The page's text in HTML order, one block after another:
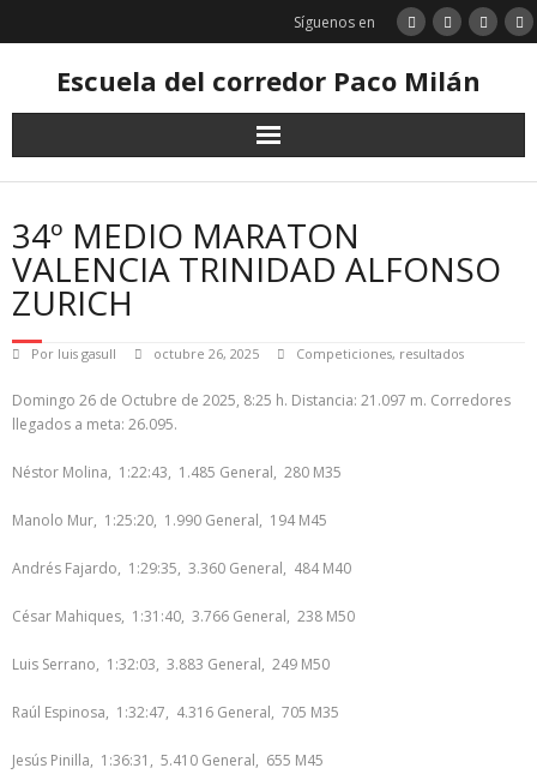
Síguenos en
Escuela del corredor Paco Milán
34º MEDIO MARATON
VALENCIA TRINIDAD ALFONSO
ZURICH
Por luis gasull octubre 26, 2025 Competiciones, resultados
Domingo 26 de Octubre de 2025, 8:25 h. Distancia: 21.097 m. Corredores
llegados a meta: 26.095.
Néstor Molina, 1:22:43, 1.485 General, 280 M35
Manolo Mur, 1:25:20, 1.990 General, 194 M45
Andrés Fajardo, 1:29:35, 3.360 General, 484 M40
César Mahiques, 1:31:40, 3.766 General, 238 M50
Luis Serrano, 1:32:03, 3.883 General, 249 M50
Raúl Espinosa, 1:32:47, 4.316 General, 705 M35
Jesús Pinilla, 1:36:31, 5.410 General, 655 M45